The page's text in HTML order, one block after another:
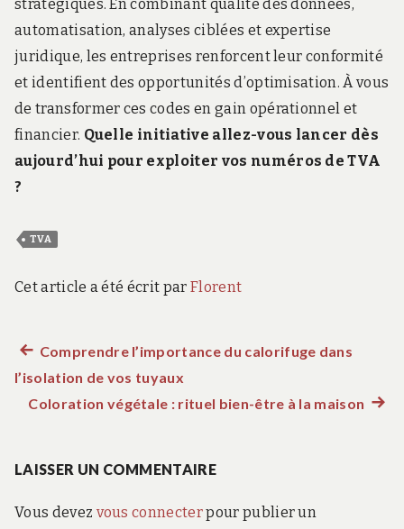
stratégiques. En combinant qualité des données,
automatisation, analyses ciblées et expertise
juridique, les entreprises renforcent leur conformité
et identifient des opportunités d’optimisation. À vous
de transformer ces codes en gain opérationnel et
financier. Quelle initiative allez-vous lancer dès
aujourd’hui pour exploiter vos numéros de TVA
?
TVA
Cet article a été écrit par Florent
Navigation
de
Article
précédent :
Comprendre l’importance du calorifuge dans
l’isolation de vos tuyaux
Coloration végétale : rituel bien-être à la maison
LAISSER UN COMMENTAIRE
Vous devez vous connecterpour publier un